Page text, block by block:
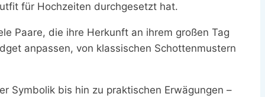
für Hochzeiten durchgesetzt hat.
Paare, die ihre Herkunft an ihrem großen Tag
anpassen, von klassischen Schottenmustern
Symbolik bis hin zu praktischen Erwägungen –